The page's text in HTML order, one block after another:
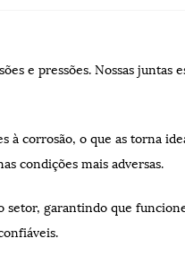
e pressões. Nossas juntas
corrosão, o que as torna
condições mais adversas.
setor, garantindo que